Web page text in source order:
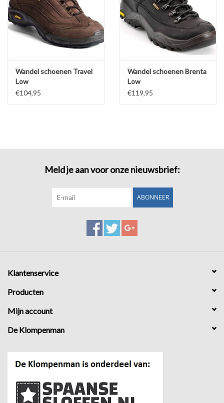
Wandel schoenen Travel
Low
€104,95
Wandel schoenen Brenta
Low
€119,95
Meld je aan voor onze nieuwsbrief:
ABONNEER
Klantenservice
Producten
Mijn account
De Klompenman